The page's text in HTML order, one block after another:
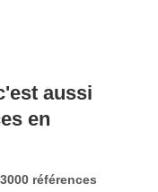
aussi
en
3000 références